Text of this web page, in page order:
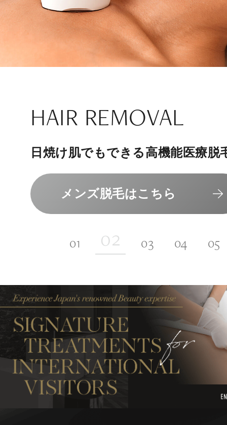
上質な美容医療サービスを提供し
人気メニューはこちら
HAIR REMOVAL
日焼け肌でもできる高機能医療脱
メンズ脱毛はこちら
組めるスキンケアトライアル
スキンケアトライアルはこ
PHILOSOPHY
“男性”特化の美容
コンセプトはこちら
内側から若々しく健康な身体へ
エクソソーム療法はこちら
NAD+点滴はこちら
INVITATION
メンバーシップを、最高のギフト
メンバーシップのご案内